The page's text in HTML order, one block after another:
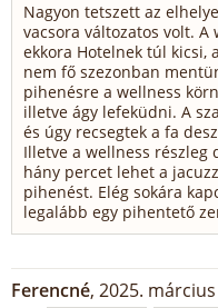
Nagyon tetszett az
vacsora változatos volt. A
ekkora Hotelnek túl kicsi,
nem fő szezonban
pihenésre a wellness
illetve ágy lefeküdni. A
és úgy recsegtek a fa
Illetve a wellness részleg
hány percet lehet a
pihenést. Elég sokára
legalább egy pihentető
Ferencné, 2025.